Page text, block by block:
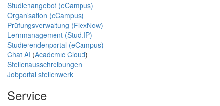
Studienangebot (eCampus)
Organisation (eCampus)
Prüfungsverwaltung (FlexNow)
Lernmanagement (Stud.IP)
Studierendenportal (eCampus)
Chat AI (Academic Cloud)
Stellenausschreibungen
Jobportal stellenwerk
Service